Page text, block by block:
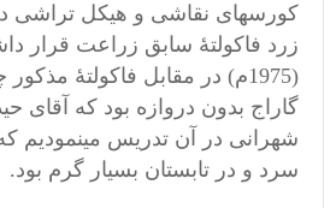
کورسهای نقاشی و هیکل تراشی در
زرد فاکولتۀ سابق زراعت قرار
(1975م) در مقابل فاکولتۀ
گاراج بدون دروازه بود که آقای
شهرانی در آن تدریس مینمودیم
سرد و در تابستان بسیار گرم بود.